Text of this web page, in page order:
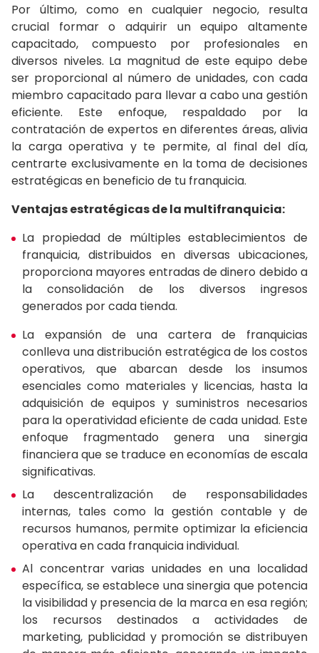
Por último, como en cualquier negocio, resulta
crucial formar o adquirir un equipo altamente
capacitado, compuesto por profesionales en
diversos niveles. La magnitud de este equipo debe
ser proporcional al número de unidades, con cada
miembro capacitado para llevar a cabo una gestión
eficiente. Este enfoque, respaldado por la
contratación de expertos en diferentes áreas, alivia
la carga operativa y te permite, al final del día,
centrarte exclusivamente en la toma de decisiones
estratégicas en beneficio de tu franquicia.
Ventajas estratégicas de la multifranquicia:
La propiedad de múltiples establecimientos de
franquicia, distribuidos en diversas ubicaciones,
proporciona mayores entradas de dinero debido a
la consolidación de los diversos ingresos
generados por cada tienda.
La expansión de una cartera de franquicias
conlleva una distribución estratégica de los costos
operativos, que abarcan desde los insumos
esenciales como materiales y licencias, hasta la
adquisición de equipos y suministros necesarios
para la operatividad eficiente de cada unidad. Este
enfoque fragmentado genera una sinergia
financiera que se traduce en economías de escala
significativas.
La descentralización de responsabilidades
internas, tales como la gestión contable y de
recursos humanos, permite optimizar la eficiencia
operativa en cada franquicia individual.
Al concentrar varias unidades en una localidad
específica, se establece una sinergia que potencia
la visibilidad y presencia de la marca en esa región;
los recursos destinados a actividades de
marketing, publicidad y promoción se distribuyen